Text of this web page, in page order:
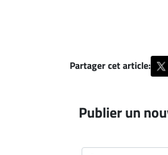
Partager cet article:
Publier un